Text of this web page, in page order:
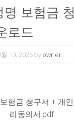
명 보험금
로드
10, 2025 by owner
험금 청구서 + 개
리동의서.pdf